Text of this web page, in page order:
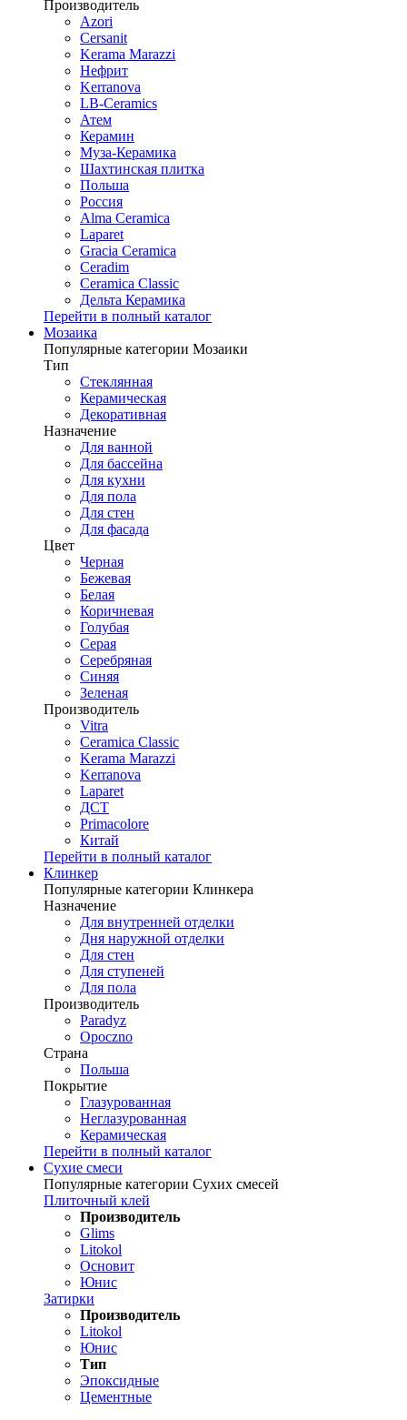
Производитель
Azori
Cersanit
Kerama Marazzi
Нефрит
Kerranova
LB-Ceramics
Атем
Керамин
Муза-Керамика
Шахтинская плитка
Польша
Россия
Alma Ceramica
Laparet
Gracia Ceramica
Ceradim
Ceramica Classic
Дельта Керамика
Перейти в полный каталог
Мозаика
Популярные категории Мозаики
Тип
Стеклянная
Керамическая
Декоративная
Назначение
Для ванной
Для бассейна
Для кухни
Для пола
Для стен
Для фасада
Цвет
Черная
Бежевая
Белая
Коричневая
Голубая
Серая
Серебряная
Синяя
Зеленая
Производитель
Vitra
Ceramica Classic
Kerama Marazzi
Kerranova
Laparet
ДСТ
Primacolore
Китай
Перейти в полный каталог
Клинкер
Популярные категории Клинкера
Назначение
Для внутренней отделки
Дня наружной отделки
Для стен
Для ступеней
Для пола
Производитель
Paradyz
Opoczno
Страна
Польша
Покрытие
Глазурованная
Неглазурованная
Керамическая
Перейти в полный каталог
Сухие смеси
Популярные категории Сухих смесей
Плиточный клей
Производитель
Glims
Litokol
Основит
Юнис
Затирки
Производитель
Litokol
Юнис
Тип
Эпоксидные
Цементные